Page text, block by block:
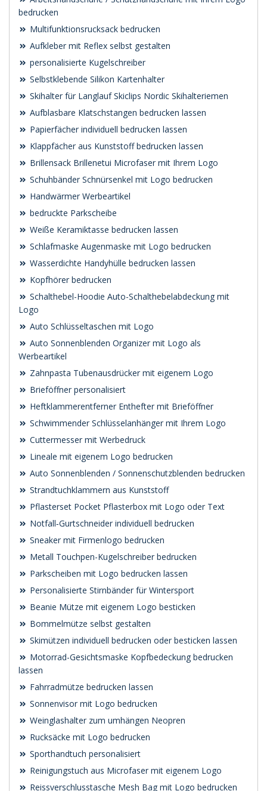
bedrucken
Multifunktionsrucksack bedrucken
Aufkleber mit Reflex selbst gestalten
personalisierte Kugelschreiber
Selbstklebende Silikon Kartenhalter
Skihalter für Langlauf Skiclips Nordic Skihalteriemen
Aufblasbare Klatschstangen bedrucken lassen
Papierfächer individuell bedrucken lassen
Klappfächer aus Kunststoff bedrucken lassen
Brillensack Brillenetui Microfaser mit Ihrem Logo
Schuhbänder Schnürsenkel mit Logo bedrucken
Handwärmer Werbeartikel
bedruckte Parkscheibe
Weiße Keramiktasse bedrucken lassen
Schlafmaske Augenmaske mit Logo bedrucken
Wasserdichte Handyhülle bedrucken lassen
Kopfhörer bedrucken
Schalthebel-Hoodie Auto-Schalthebelabdeckung mit
Logo
Auto Schlüsseltaschen mit Logo
Auto Sonnenblenden Organizer mit Logo als
Werbeartikel
Zahnpasta Tubenausdrücker mit eigenem Logo
Brieföffner personalisiert
Heftklammerentferner Enthefter mit Brieföffner
Schwimmender Schlüsselanhänger mit Ihrem Logo
Cuttermesser mit Werbedruck
Lineale mit eigenem Logo bedrucken
Auto Sonnenblenden / Sonnenschutzblenden bedrucken
Strandtuchklammern aus Kunststoff
Pflasterset Pocket Pflasterbox mit Logo oder Text
Notfall‑Gurtschneider individuell bedrucken
Sneaker mit Firmenlogo bedrucken
Metall Touchpen-Kugelschreiber bedrucken
Parkscheiben mit Logo bedrucken lassen
Personalisierte Stirnbänder für Wintersport
Beanie Mütze mit eigenem Logo besticken
Bommelmütze selbst gestalten
Skimützen individuell bedrucken oder besticken lassen
Motorrad-Gesichtsmaske Kopfbedeckung bedrucken
lassen
Fahrradmütze bedrucken lassen
Sonnenvisor mit Logo bedrucken
Weinglashalter zum umhängen Neopren
Rucksäcke mit Logo bedrucken
Sporthandtuch personalisiert
Reinigungstuch aus Microfaser mit eigenem Logo
Reissverschlusstasche Mesh Bag mit Logo bedrucken